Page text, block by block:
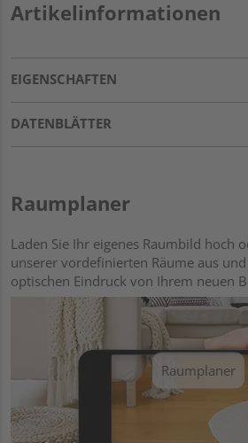
Artikelinformationen
EIGENSCHAFTEN
DATENBLÄTTER
Raumplaner
Laden Sie Ihr eigenes Raumbild hoch
unserer vordefinierten Räume aus
optischen Eindruck von Ihrem neuen
Raumplaner